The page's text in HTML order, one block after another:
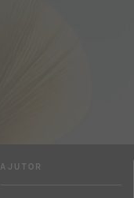
AJUTOR